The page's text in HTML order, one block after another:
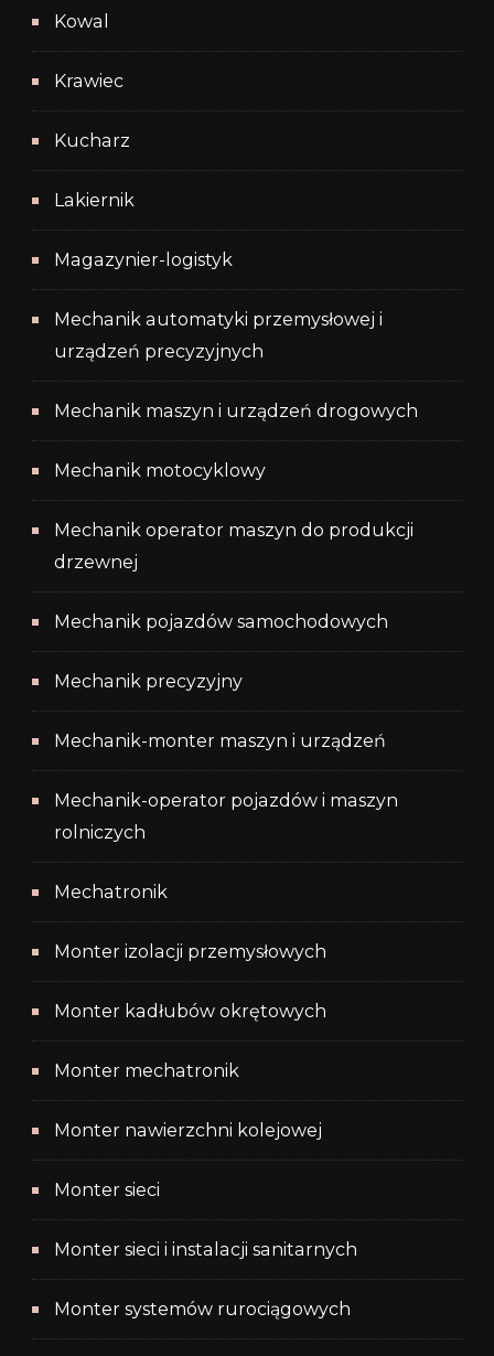
Kowal
Krawiec
Kucharz
Lakiernik
Magazynier-logistyk
Mechanik automatyki przemysłowej i
urządzeń precyzyjnych
Mechanik maszyn i urządzeń drogowych
Mechanik motocyklowy
Mechanik operator maszyn do produkcji
drzewnej
Mechanik pojazdów samochodowych
Mechanik precyzyjny
Mechanik-monter maszyn i urządzeń
Mechanik-operator pojazdów i maszyn
rolniczych
Mechatronik
Monter izolacji przemysłowych
Monter kadłubów okrętowych
Monter mechatronik
Monter nawierzchni kolejowej
Monter sieci
Monter sieci i instalacji sanitarnych
Monter systemów rurociągowych